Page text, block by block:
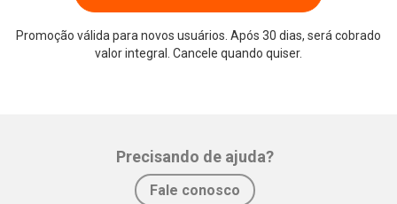
Promoção válida para novos usuários. Após 30 dias, será cobrado
valor integral. Cancele quando quiser.
Precisando de ajuda?
Fale conosco
Whatsapp Facebook Twitter